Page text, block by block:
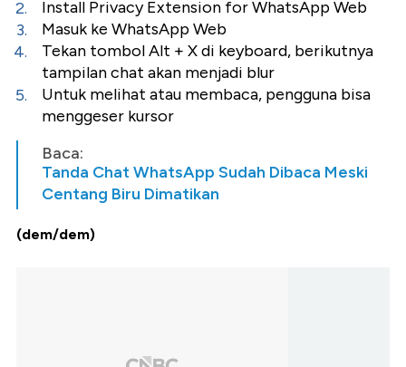
Install Privacy Extension for WhatsApp Web
Masuk ke WhatsApp Web
Tekan tombol Alt + X di keyboard, berikutnya
tampilan chat akan menjadi blur
Untuk melihat atau membaca, pengguna bisa
menggeser kursor
Baca:
Tanda Chat WhatsApp Sudah Dibaca Meski
Centang Biru Dimatikan
(dem/dem)